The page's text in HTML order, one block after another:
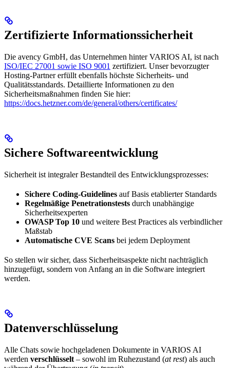
Zertifizierte Informationssicherheit
Die avency GmbH, das Unternehmen hinter VARIOS AI, ist nach
ISO/IEC 27001 sowie ISO 9001 zertifiziert. Unser bevorzugter
Hosting-Partner erfüllt ebenfalls höchste Sicherheits- und
Qualitätsstandards. Detaillierte Informationen zu den
Sicherheitsmaßnahmen finden Sie hier:
https://docs.hetzner.com/de/general/others/certificates/
Sichere Softwareentwicklung
Sicherheit ist integraler Bestandteil des Entwicklungsprozesses:
Sichere Coding-Guidelines auf Basis etablierter Standards
Regelmäßige Penetrationstests durch unabhängige
Sicherheitsexperten
OWASP Top 10 und weitere Best Practices als verbindlicher
Maßstab
Automatische CVE Scans bei jedem Deployment
So stellen wir sicher, dass Sicherheitsaspekte nicht nachträglich
hinzugefügt, sondern von Anfang an in die Software integriert
werden.
Datenverschlüsselung
Alle Chats sowie hochgeladenen Dokumente in VARIOS AI
werden verschlüsselt – sowohl im Ruhezustand (at rest) als auch